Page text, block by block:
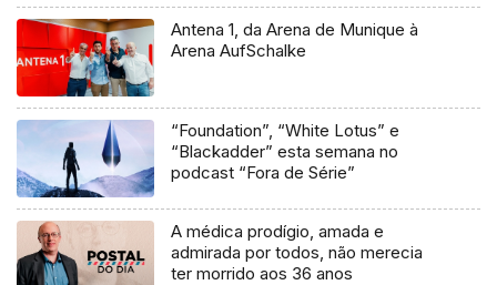
Antena 1, da Arena de Munique à
Arena AufSchalke
“Foundation”, “White Lotus” e
“Blackadder” esta semana no
podcast “Fora de Série”
A médica prodígio, amada e
admirada por todos, não merecia
ter morrido aos 36 anos